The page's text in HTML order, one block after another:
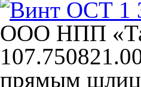
ООО НПП
прямым